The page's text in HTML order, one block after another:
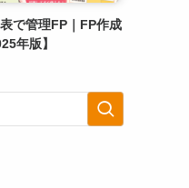
で管理FP｜FP作成
年版】